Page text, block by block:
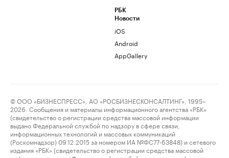
РБК
Новости
iOS
Android
AppGallery
© ООО «БИЗНЕСПРЕСС», АО «РОСБИЗНЕСКОНСАЛТИНГ», 1995–
2026. Сообщения и материалы информационного агентства «РБК»
(свидетельство о регистрации средства массовой информации
выдано Федеральной службой по надзору в сфере связи,
информационных технологий и массовых коммуникаций
(Роскомнадзор) 09.12.2015 за номером ИА №ФС77-63848) и сетевого
издания «РБК» (свидетельство о регистрации средства массовой